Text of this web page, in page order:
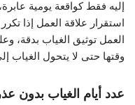
إليه فقط كواقعة يومية
استقرار علاقة العمل إذا
العمل توثيق الغياب بدقة،
وقتها حتى لا يتحول الغياب
عدد أيام الغياب بدون